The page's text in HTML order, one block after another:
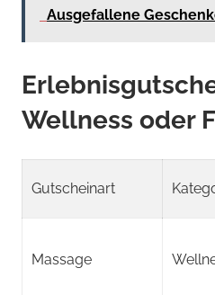
Ausgefallene
Wellness oder
Gutscheinart
Massage